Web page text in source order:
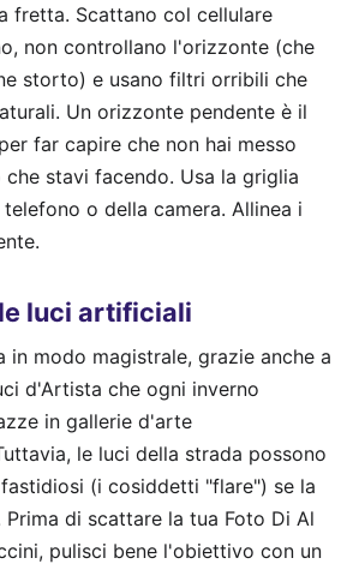
fretta. Scattano col cellulare
non controllano l'orizzonte (che
storto) e usano filtri orribili che
Un orizzonte pendente è il
far capire che non hai messo
stavi facendo. Usa la griglia
o della camera. Allinea i
luci artificiali
in modo magistrale, grazie anche a
d'Artista che ogni inverno
in gallerie d'arte
le luci della strada possono
(i cosiddetti "flare") se la
Prima di scattare la tua Foto Di Al
pulisci bene l'obiettivo con un